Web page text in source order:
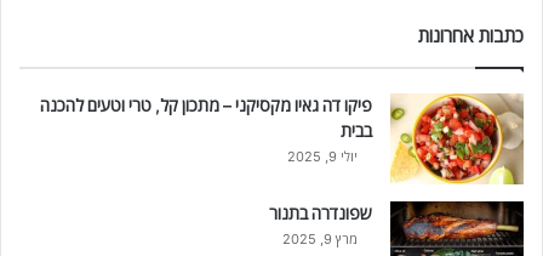
כתבות אחרונות
פיקו דה גאיו מקסיקני – מתכון קל, טרי וטעים להכנה
בבית
יולי 9, 2025
שפונדרה בתנור
מרץ 9, 2025